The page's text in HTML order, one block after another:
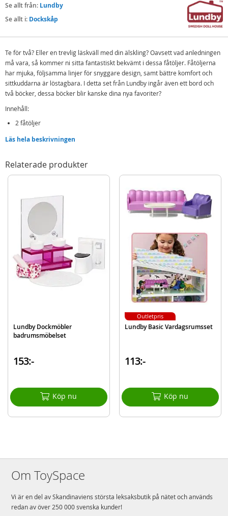
Se allt från: Lundby
Se allt i: Dockskåp
Te för två? Eller en trevlig läskväll med din älskling? Oavsett vad anledningen
må vara, så kommer ni sitta fantastiskt bekvämt i dessa fåtöljer. Fåtöljerna
har mjuka, följsamma linjer för snyggare design, samt bättre komfort och
sittkuddarna är löstagbara. I detta set från Lundby ingår även ett bord och
två böcker, dessa böcker blir kanske dina nya favoriter?
Innehåll:
2 fåtöljer
Bord
Detaljer:
Rek.ålder: från 4 år
Dockor ingår ej.
information
603059
7315626030595
Varumärke Lundby
Läs hela beskrivningen
Relaterade produkter
Lundby Dockmöbler
badrumsmöbelset
153:-
Köp nu
Lundby Basic Vardagsrumsset
113:-
Köp nu
Outletpris
Om ToySpace
Vi är en del av Skandinaviens största leksaksbutik på nätet och används
redan av över 250 000 svenska kunder!